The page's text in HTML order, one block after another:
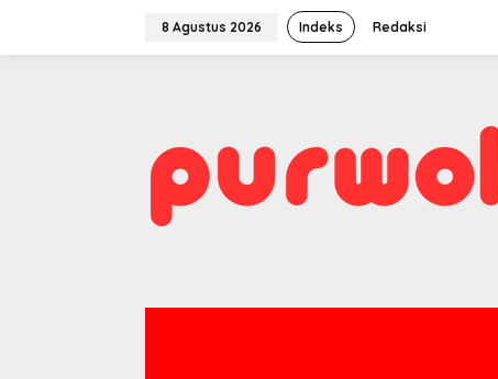
konten
8 Agustus 2026 Indeks Redaksi